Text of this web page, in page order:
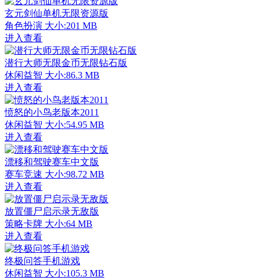
玄元剑仙单机无限资源版
角色扮演 大小:201 MB
进入查看
潜行大师无限金币无限钻石版
休闲益智 大小:86.3 MB
进入查看
愤怒的小鸟老版本2011
休闲益智 大小:54.95 MB
进入查看
漂移和驾驶赛车中文版
赛车竞速 大小:98.72 MB
进入查看
放置僵尸启示录无敌版
策略卡牌 大小:64 MB
进入查看
终极问答手机游戏
休闲益智 大小:105.3 MB